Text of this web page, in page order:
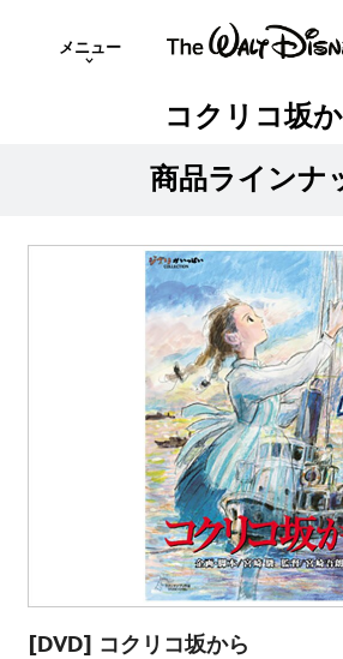
メニュー
コクリコ坂
商品ラインナ
[DVD] コクリコ坂から